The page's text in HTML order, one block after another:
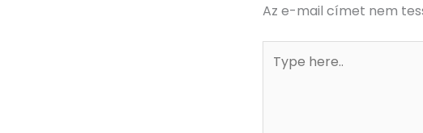
Az e-mail címet nem
here..